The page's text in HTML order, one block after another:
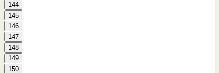
144
145
146
147
148
149
150